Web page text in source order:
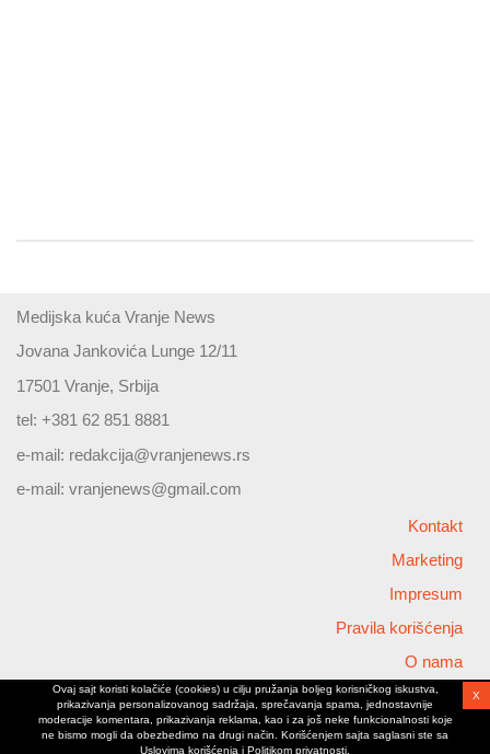
Medijska kuća Vranje News
Jovana Jankovića Lunge 12/11
17501 Vranje, Srbija
tel: +381 62 851 8881
e-mail: redakcija@vranjenews.rs
e-mail: vranjenews@gmail.com
Kontakt
Marketing
Impresum
Pravila korišćenja
O nama
Copyright © 2026 Vranjenews
All rights reserved
www.vranjenews.rs
Ovaj sajt koristi kolačiće (cookies) u cilju pružanja boljeg korisničkog iskustva,
prikazivanja personalizovanog sadržaja, sprečavanja spama, jednostavnije
moderacije komentara, prikazivanja reklama, kao i za još neke funkcionalnosti koje
ne bismo mogli da obezbedimo na drugi način. Korišćenjem sajta saglasni ste sa
Uslovima korišćenja i Politikom privatnosti.
X